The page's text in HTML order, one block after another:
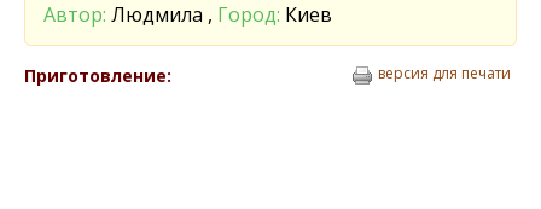
Автор: Людмила , Город: Киев
Приготовление: версия для печати